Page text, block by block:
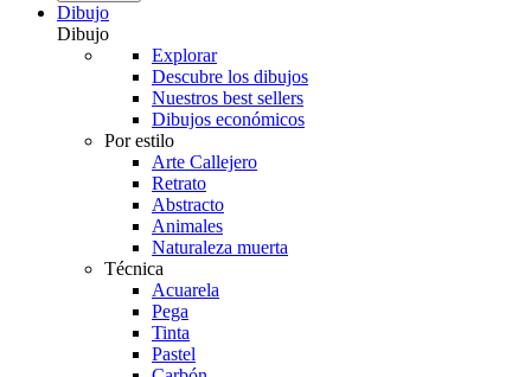
Dibujo
Dibujo
Explorar
Descubre los dibujos
Nuestros best sellers
Dibujos económicos
Por estilo
Arte Callejero
Retrato
Abstracto
Animales
Naturaleza muerta
Técnica
Acuarela
Pega
Tinta
Pastel